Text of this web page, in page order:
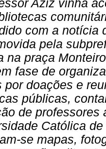
Aziz vinha
com a notícia
pela
na praça
fase de
por doações e
públicas,
de
Católica
se mapas,